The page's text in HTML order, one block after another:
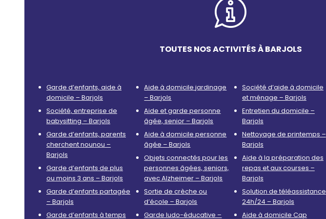
TOUTES NOS ACTIVITÉS À BARJOLS
Garde d’enfants, aide à
domicile – Barjols
Société, entreprise de
babysitting – Barjols
Garde d’enfants, parents
cherchent nounou –
Barjols
Garde d’enfants de plus
ou moins 3 ans – Barjols
Garde d’enfants partagée
– Barjols
Garde d’enfants à temps
Aide à domicile jardinage
– Barjols
Aide et garde personne
âgée, senior – Barjols
Aide à domicile personne
âgée – Barjols
Objets connectés pour les
personnes âgées, seniors,
avec Alzheimer – Barjols
Sortie de crèche ou
d’école – Barjols
Garde ludo-éducative –
Société d’aide à domicile
et ménage – Barjols
Entretien du domicile –
Barjols
Nettoyage de printemps –
Barjols
Aide à la préparation des
repas et aux courses –
Barjols
Solution de téléassistance
24h/24 – Barjols
Aide à domicile Cap